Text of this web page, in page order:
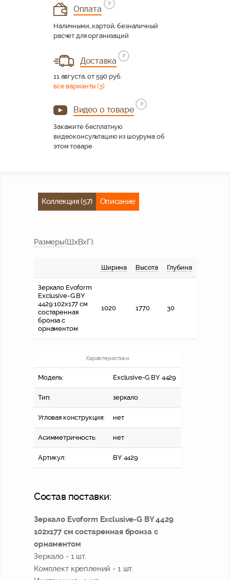
Оплата
?
Наличными, картой, безналичный
расчет для организаций
Доставка
?
11 августа, от 590 руб.
все варианты (3)
Видео о товаре
?
Закажите бесплатную
видеоконсультацию из шоурума об
этом товаре
Коллекция (57) Описание
Размеры(ШхВхГ):
Ширина Высота Глубина
Зеркало Evoform
Exclusive-G BY
4429 102x177 см
состаренная
бронза с
орнаментом
1020 1770 30
Характеристики
Модель: Exclusive-G BY 4429
Тип: зеркало
Угловая конструкция: нет
Асимметричность: нет
Артикул: BY 4429
Состав поставки:
Зеркало Evoform Exclusive-G BY 4429
102x177 см состаренная бронза с
орнаментом
Зеркало - 1 шт.
Комплект креплений - 1 шт.